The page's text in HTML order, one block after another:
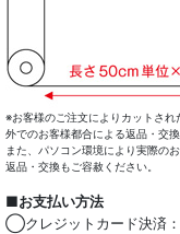
※お客様のご注文によりカットさ
外でのお客様都合による返品・交
また、パソコン環境により実際の
返品・交換もご容赦ください。
■お支払い方法
◯クレジットカード決済：